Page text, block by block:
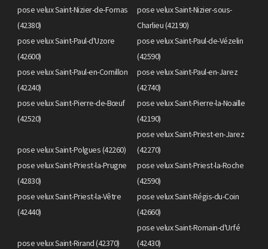
pose velux Saint-Nizier-de-Fornas
(42380)
pose velux Saint-Nizier-sous-
Charlieu (42190)
pose velux Saint-Paul-d'Uzore
(42600)
pose velux Saint-Paul-de-Vézelin
(42590)
pose velux Saint-Paul-en-Cornillon
(42240)
pose velux Saint-Paul-en-Jarez
(42740)
pose velux Saint-Pierre-de-Bœuf
(42520)
pose velux Saint-Pierre-la-Noaille
(42190)
pose velux Saint-Polgues (42260)
pose velux Saint-Priest-en-Jarez
(42270)
pose velux Saint-Priest-la-Prugne
(42830)
pose velux Saint-Priest-la-Roche
(42590)
pose velux Saint-Priest-la-Vêtre
(42440)
pose velux Saint-Régis-du-Coin
(42660)
pose velux Saint-Rirand (42370)
pose velux Saint-Romain-d'Urfé
(42430)